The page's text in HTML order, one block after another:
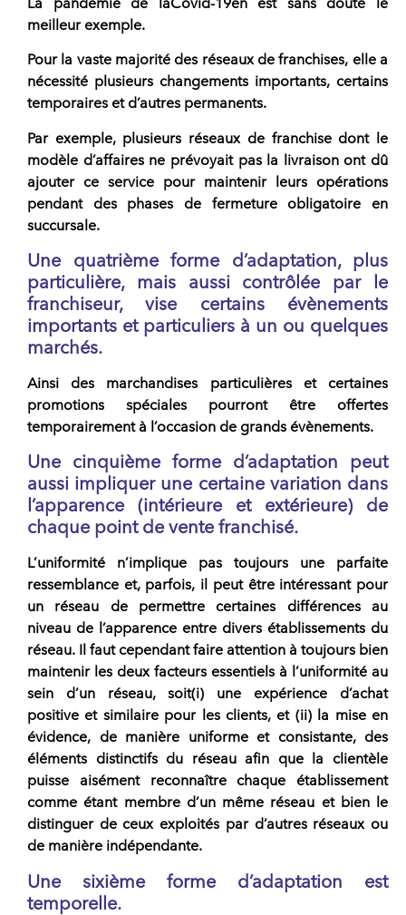
meilleur exemple.
Pour la vaste majorité des réseaux de franchises, elle a
nécessité plusieurs changements importants, certains
temporaires et d’autres permanents.
Par exemple, plusieurs réseaux de franchise dont le
modèle d’affaires ne prévoyait pas la livraison ont dû
ajouter ce service pour maintenir leurs opérations
pendant des phases de fermeture obligatoire en
succursale.
Une quatrième forme d’adaptation, plus
particulière, mais aussi contrôlée par le
franchiseur, vise certains évènements
importants et particuliers à un ou quelques
marchés.
Ainsi des marchandises particulières et certaines
promotions spéciales pourront être offertes
temporairement à l’occasion de grands évènements.
Une cinquième forme d’adaptation peut
aussi impliquer une certaine variation dans
l’apparence (intérieure et extérieure) de
chaque point de vente franchisé.
L’uniformité n’implique pas toujours une parfaite
ressemblance et, parfois, il peut être intéressant pour
un réseau de permettre certaines différences au
niveau de l’apparence entre divers établissements du
réseau. Il faut cependant faire attention à toujours bien
maintenir les deux facteurs essentiels à l’uniformité au
sein d’un réseau, soit(i) une expérience d’achat
positive et similaire pour les clients, et (ii) la mise en
évidence, de manière uniforme et consistante, des
éléments distinctifs du réseau afin que la clientèle
puisse aisément reconnaître chaque établissement
comme étant membre d’un même réseau et bien le
distinguer de ceux exploités par d’autres réseaux ou
de manière indépendante.
Une sixième forme d’adaptation est
temporelle.